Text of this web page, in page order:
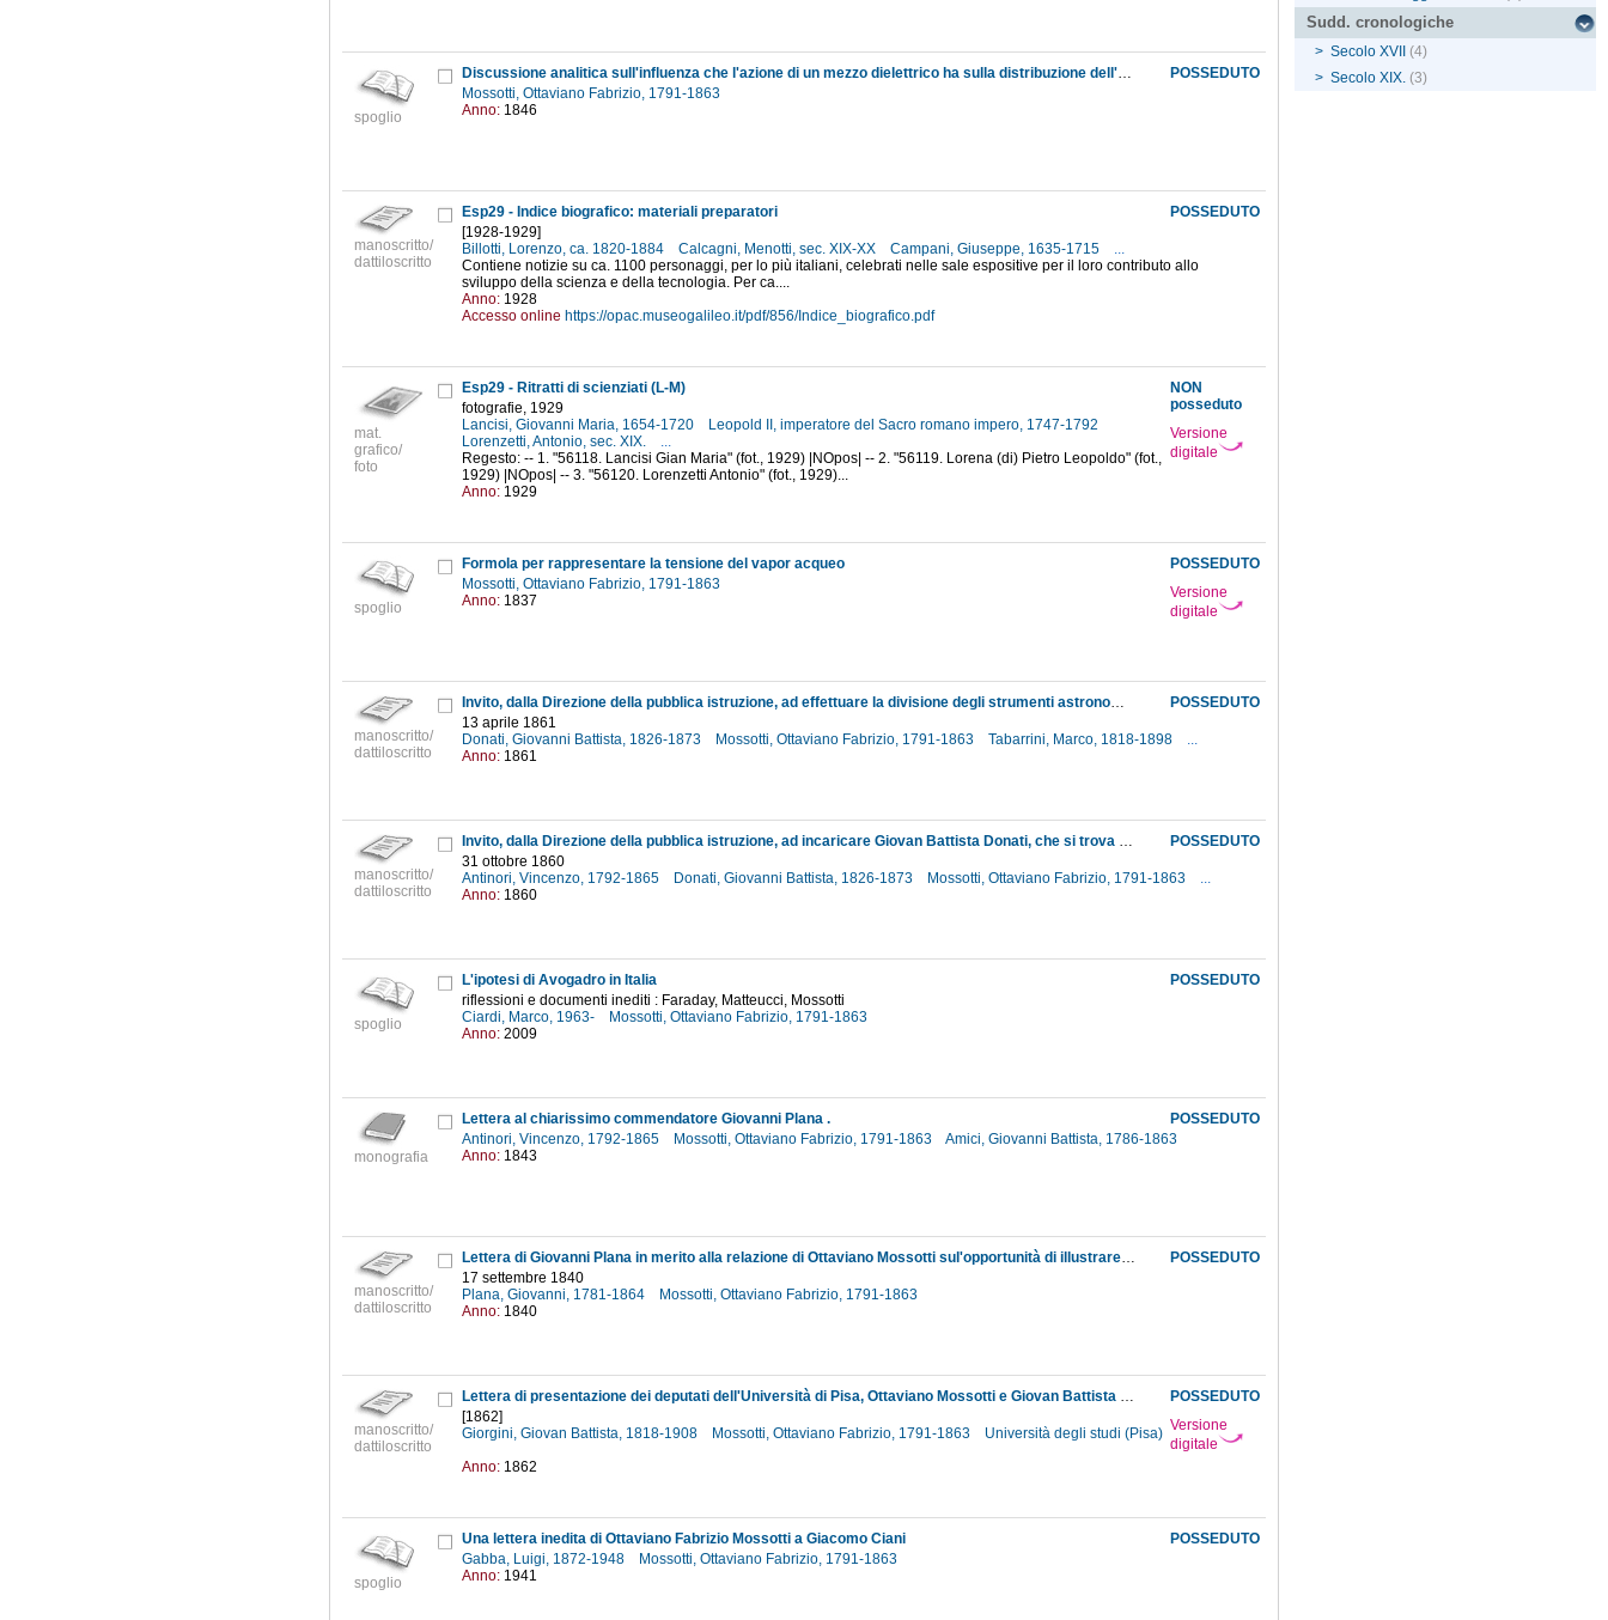
spoglio
POSSEDUTO
Discussione analitica sull'influenza che l'azione di un mezzo dielettrico ha sulla distribuzione dell'elettricità alla superficie di più corpi elettrici disseminati in esso
Mossotti, Ottaviano Fabrizio, 1791-1863
Anno: 1846
manoscritto/
dattiloscritto
POSSEDUTO
Esp29 - Indice biografico: materiali preparatori
[1928-1929]
Billotti, Lorenzo, ca. 1820-1884
Calcagni, Menotti, sec. XIX-XX Campani, Giuseppe, 1635-1715
...
Contiene notizie su ca. 1100 personaggi, per lo più italiani, celebrati nelle sale espositive per il loro contributo allo
sviluppo della scienza e della tecnologia. Per ca....
Anno: 1928
Accesso online https://opac.museogalileo.it/pdf/856/Indice_biografico.pdf
mat.
grafico/
foto
NON
posseduto
Versione
digitale
Esp29 - Ritratti di scienziati (L-M)
fotografie, 1929
Lancisi, Giovanni Maria, 1654-1720
Leopold II, imperatore del Sacro romano impero, 1747-1792
Lorenzetti, Antonio, sec. XIX.
...
Regesto: -- 1. "56118. Lancisi Gian Maria" (fot., 1929) |NOpos| -- 2. "56119. Lorena (di) Pietro Leopoldo" (fot.,
1929) |NOpos| -- 3. "56120. Lorenzetti Antonio" (fot., 1929)...
Anno: 1929
spoglio
POSSEDUTO
Versione
digitale
Formola per rappresentare la tensione del vapor acqueo
Mossotti, Ottaviano Fabrizio, 1791-1863
Anno: 1837
manoscritto/
dattiloscritto
POSSEDUTO
Invito, dalla Direzione della pubblica istruzione, ad effettuare la divisione degli strumenti astronomici dell'Università di Pisa con il seguente criterio: gli strumenti geodetici resteranno a Pisa, mentre passeranno alla specola del museo fiorentino quelli più strettamente astronomici
13 aprile 1861
Donati, Giovanni Battista, 1826-1873
Mossotti, Ottaviano Fabrizio, 1791-1863 Tabarrini, Marco, 1818-1898
...
Anno: 1861
manoscritto/
dattiloscritto
POSSEDUTO
Invito, dalla Direzione della pubblica istruzione, ad incaricare Giovan Battista Donati, che si trova a Pisa, di prendere in consegna, per l'osservatorio fiorentino, gli strumenti del Museo di fisica di quell'Università, lasciando poi agli Scolopi di S. Giovannino quelli ritenuti non necessari all'osservatorio del Museo
31 ottobre 1860
Antinori, Vincenzo, 1792-1865
Donati, Giovanni Battista, 1826-1873 Mossotti, Ottaviano Fabrizio, 1791-1863
...
Anno: 1860
spoglio
POSSEDUTO
L'ipotesi di Avogadro in Italia
riflessioni e documenti inediti : Faraday, Matteucci, Mossotti
Ciardi, Marco, 1963-
Mossotti, Ottaviano Fabrizio, 1791-1863
Anno: 2009
monografia
POSSEDUTO
Lettera al chiarissimo commendatore Giovanni Plana .
Antinori, Vincenzo, 1792-1865
Mossotti, Ottaviano Fabrizio, 1791-1863
Amici, Giovanni Battista, 1786-1863
Anno: 1843
manoscritto/
dattiloscritto
POSSEDUTO
Lettera di Giovanni Plana in merito alla relazione di Ottaviano Mossotti sul'opportunità di illustrare i risultati conseguiti dagli scienziati nel corso dell'anno. E' allegato l'intervento del Mossotti
17 settembre 1840
Plana, Giovanni, 1781-1864
Mossotti, Ottaviano Fabrizio, 1791-1863
Anno: 1840
manoscritto/
dattiloscritto
POSSEDUTO
Versione
digitale
Lettera di presentazione dei deputati dell'Università di Pisa, Ottaviano Mossotti e Giovan Battista Giorgini
[1862]
Giorgini, Giovan Battista, 1818-1908
Mossotti, Ottaviano Fabrizio, 1791-1863
Università degli studi (Pisa)
Anno: 1862
spoglio
POSSEDUTO
Una lettera inedita di Ottaviano Fabrizio Mossotti a Giacomo Ciani
Gabba, Luigi, 1872-1948
Mossotti, Ottaviano Fabrizio, 1791-1863
Anno: 1941
Sudd. cronologiche
> Secolo XVII
(4)
> Secolo XIX. (3)